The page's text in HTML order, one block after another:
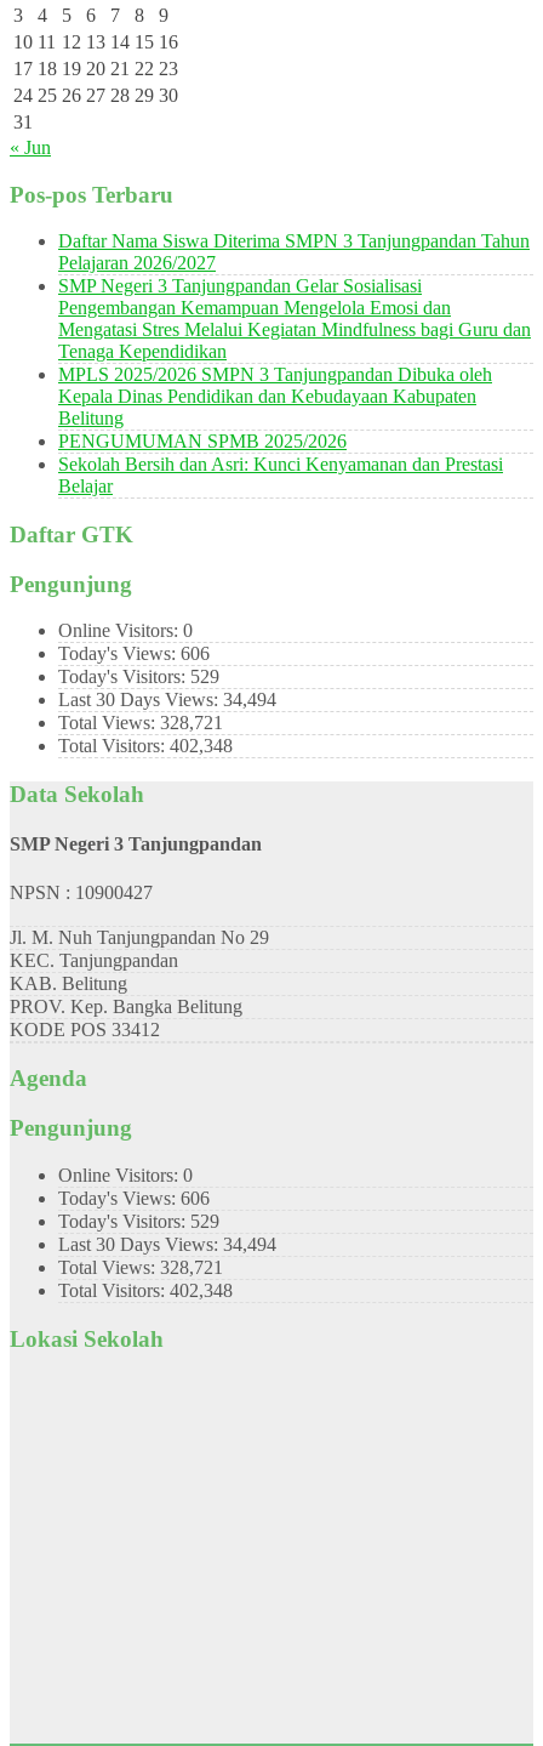
3
4 5 6 7 8
9
10 11 12 13 14 15 16
17 18 19 20 21 22 23
24 25 26 27 28 29 30
31
« Jun
Pos-pos Terbaru
Daftar Nama Siswa Diterima SMPN 3 Tanjungpandan Tahun
Pelajaran 2026/2027
SMP Negeri 3 Tanjungpandan Gelar Sosialisasi
Pengembangan Kemampuan Mengelola Emosi dan
Mengatasi Stres Melalui Kegiatan Mindfulness bagi Guru dan
Tenaga Kependidikan
MPLS 2025/2026 SMPN 3 Tanjungpandan Dibuka oleh
Kepala Dinas Pendidikan dan Kebudayaan Kabupaten
Belitung
PENGUMUMAN SPMB 2025/2026
Sekolah Bersih dan Asri: Kunci Kenyamanan dan Prestasi
Belajar
Daftar GTK
Pengunjung
Online Visitors: 0
Today's Views: 606
Today's Visitors: 529
Last 30 Days Views: 34,494
Total Views: 328,721
Total Visitors: 402,348
Data Sekolah
SMP Negeri 3 Tanjungpandan
NPSN : 10900427
Jl. M. Nuh Tanjungpandan No 29
KEC. Tanjungpandan
KAB. Belitung
PROV. Kep. Bangka Belitung
KODE POS 33412
Agenda
Pengunjung
Online Visitors: 0
Today's Views: 606
Today's Visitors: 529
Last 30 Days Views: 34,494
Total Views: 328,721
Total Visitors: 402,348
Lokasi Sekolah